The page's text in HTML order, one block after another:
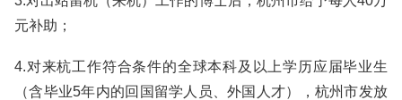
元补助；
4.对来杭工作符合条件的全球本科及以上学历应届毕业生
（含毕业5年内的回国留学人员、外国人才），杭州市发放